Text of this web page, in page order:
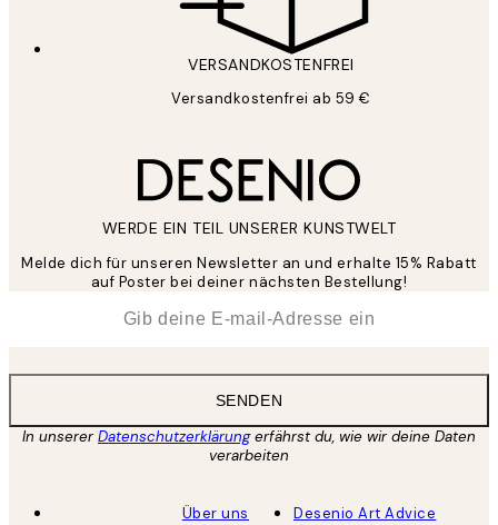
VERSANDKOSTENFREI
Versandkostenfrei ab 59 €
WERDE EIN TEIL UNSERER KUNSTWELT
Melde dich für unseren Newsletter an und erhalte 15% Rabatt
auf Poster bei deiner nächsten Bestellung!
SENDEN
In unsererDatenschutzerklärungerfährst du, wie wir deine Daten
verarbeiten
Über uns
Desenio Art Advice